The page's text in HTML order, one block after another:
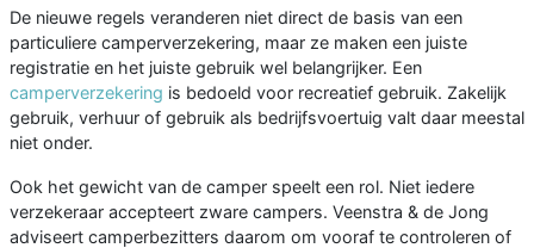
De nieuwe regels veranderen niet direct de basis van een
particuliere camperverzekering, maar ze maken een juiste
registratie en het juiste gebruik wel belangrijker. Een
camperverzekering is bedoeld voor recreatief gebruik. Zakelijk
gebruik, verhuur of gebruik als bedrijfsvoertuig valt daar meestal
niet onder.
Ook het gewicht van de camper speelt een rol. Niet iedere
verzekeraar accepteert zware campers. Veenstra & de Jong
adviseert camperbezitters daarom om vooraf te controleren of